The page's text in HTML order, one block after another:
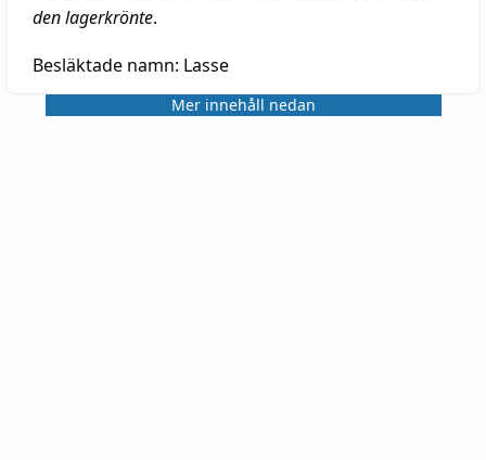
den lagerkrönte.
Besläktade namn: Lasse
Mer innehåll nedan